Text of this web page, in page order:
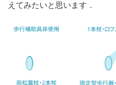
えてみたいと思います．